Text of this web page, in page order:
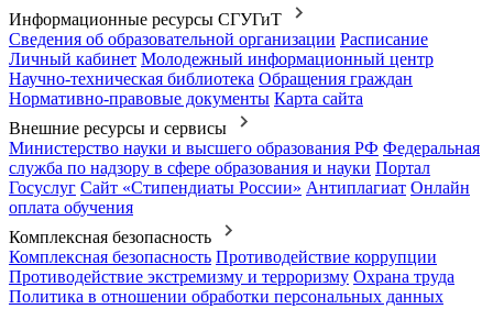
Информационные ресурсы СГУГиТ
Сведения об образовательной организации Расписание
Личный кабинет Молодежный информационный центр
Научно-техническая библиотека Обращения граждан
Нормативно-правовые документы Карта сайта
Внешние ресурсы и сервисы
Министерство науки и высшего образования РФ Федеральная
служба по надзору в сфере образования и науки Портал
Госуслуг Сайт «Стипендиаты России» Антиплагиат Онлайн
оплата обучения
Комплексная безопасность
Комплексная безопасность Противодействие коррупции
Противодействие экстремизму и терроризму Охрана труда
Политика в отношении обработки персональных данных